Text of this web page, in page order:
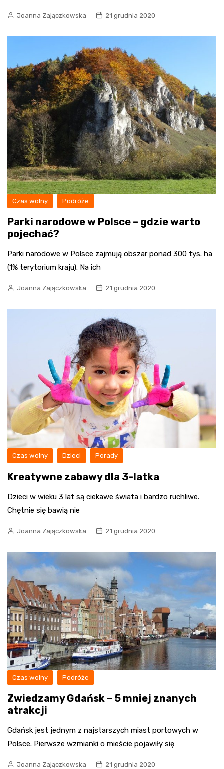
Joanna Zajączkowska 21 grudnia 2020
Czas wolny Podróże
Parki narodowe w Polsce – gdzie warto
pojechać?
Parki narodowe w Polsce zajmują obszar ponad 300 tys. ha
(1% terytorium kraju). Na ich
Joanna Zajączkowska 21 grudnia 2020
Czas wolny Dzieci Porady
Kreatywne zabawy dla 3-latka
Dzieci w wieku 3 lat są ciekawe świata i bardzo ruchliwe.
Chętnie się bawią nie
Joanna Zajączkowska 21 grudnia 2020
Czas wolny Podróże
Zwiedzamy Gdańsk – 5 mniej znanych
atrakcji
Gdańsk jest jednym z najstarszych miast portowych w
Polsce. Pierwsze wzmianki o mieście pojawiły się
Joanna Zajączkowska 21 grudnia 2020